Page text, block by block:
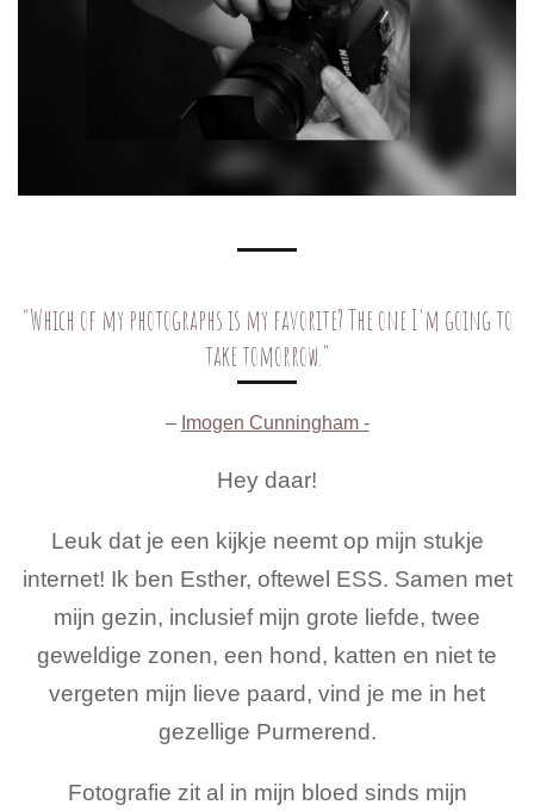
"Which of my photographs is my favorite? The one I'm going to
take tomorrow."
– Imogen Cunningham -
Hey daar!
Leuk dat je een kijkje neemt op mijn stukje
internet! Ik ben Esther, oftewel ESS. Samen met
mijn gezin, inclusief mijn grote liefde, twee
geweldige zonen, een hond, katten en niet te
vergeten mijn lieve paard, vind je me in het
gezellige Purmerend.
Fotografie zit al in mijn bloed sinds mijn